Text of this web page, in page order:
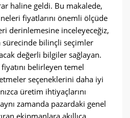
haline geldi. Bu makalede,
fiyatlarını önemli ölçüde
derinlemesine inceleyeceğiz,
sürecinde bilinçli seçimler
değerli bilgiler sağlayan.
belirleyen temel
seçeneklerini daha iyi
üretim ihtiyaçlarını
zamanda pazardaki genel
ekipmanlara akıllıca